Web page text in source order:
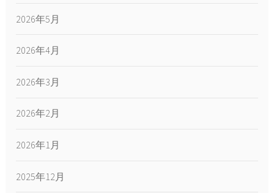
2026年5月
2026年4月
2026年3月
2026年2月
2026年1月
2025年12月